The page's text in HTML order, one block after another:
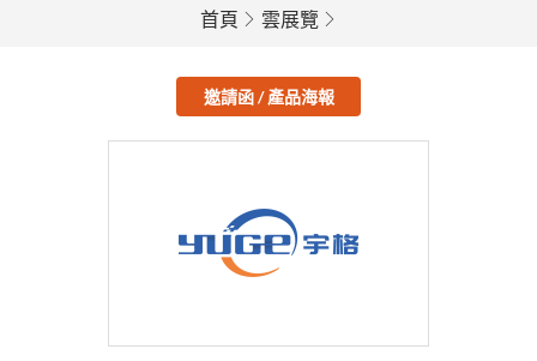
首頁 雲展覽
邀請函 / 產品海報